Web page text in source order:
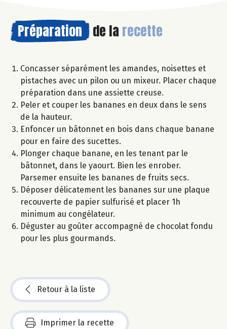
Préparation de la recette
Concasser séparément les amandes, noisettes et
pistaches avec un pilon ou un mixeur. Placer chaque
préparation dans une assiette creuse.
Peler et couper les bananes en deux dans le sens
de la hauteur.
Enfoncer un bâtonnet en bois dans chaque banane
pour en faire des sucettes.
Plonger chaque banane, en les tenant par le
bâtonnet, dans le yaourt. Bien les enrober.
Parsemer ensuite les bananes de fruits secs.
Déposer délicatement les bananes sur une plaque
recouverte de papier sulfurisé et placer 1h
minimum au congélateur.
Déguster au goûter accompagné de chocolat fondu
pour les plus gourmands.
Retour à la liste
Imprimer la recette